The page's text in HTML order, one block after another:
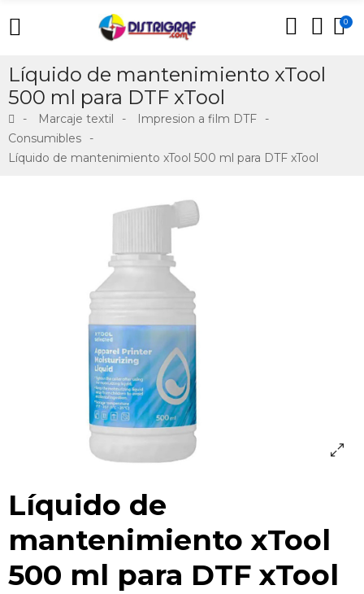
0
Líquido de mantenimiento xTool
500 ml para DTF xTool
Marcaje textil
Impresion a film DTF
Consumibles
Líquido de mantenimiento xTool 500 ml para DTF xTool
Líquido de
mantenimiento xTool
500 ml para DTF xTool